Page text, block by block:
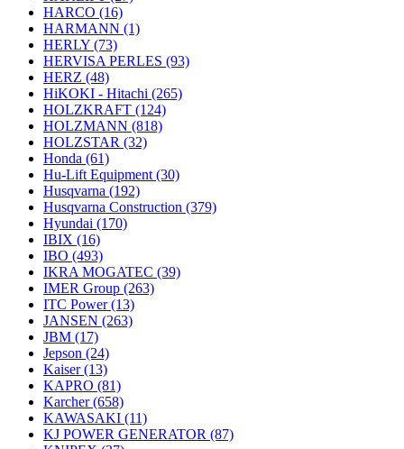
HARCO (16)
HARMANN (1)
HERLY (73)
HERVISA PERLES (93)
HERZ (48)
HiKOKI - Hitachi (265)
HOLZKRAFT (124)
HOLZMANN (818)
HOLZSTAR (32)
Honda (61)
Hu-Lift Equipment (30)
Husqvarna (192)
Husqvarna Construction (379)
Hyundai (170)
IBIX (16)
IBO (493)
IKRA MOGATEC (39)
IMER Group (263)
ITC Power(13)
JANSEN (263)
JBM (17)
Jepson (24)
Kaiser(13)
KAPRO (81)
Karcher(658)
KAWASAKI (11)
KJ POWER GENERATOR (87)